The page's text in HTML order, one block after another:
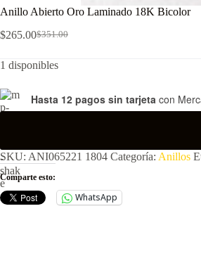
Anillo Abierto Oro Laminado 18K Bicolor
$351.00
El
original
$265.00El
actual
1 disponibles
Hasta 12 pagos sin tarjeta con
SKU: ANI065221 1804 Categoría: Anillos
Comparte esto:
WhatsApp